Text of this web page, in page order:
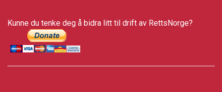
Kunne du tenke deg å bidra litt til drift av RettsNorge?